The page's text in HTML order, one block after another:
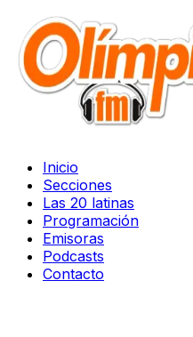
Inicio
Secciones
Las 20 latinas
Programación
Emisoras
Podcasts
Contacto